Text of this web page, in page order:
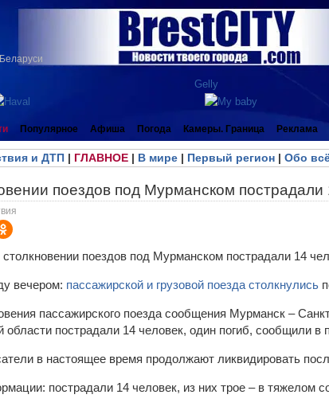
Популярное Афиша Погода Камеры. Граница Реклама
и ДТП| ГЛАВНОЕ| В мире| Первый регион| Обо
поездов под Мурманском пострадали
вечером: пассажирской и грузовой поезда столкнулись
пассажирского поезда сообщения Мурманск –
области пострадали 14 человек, один погиб, сообщили в
в настоящее время продолжают ликвидировать
пострадали 14 человек, из них трое – в тяжелом